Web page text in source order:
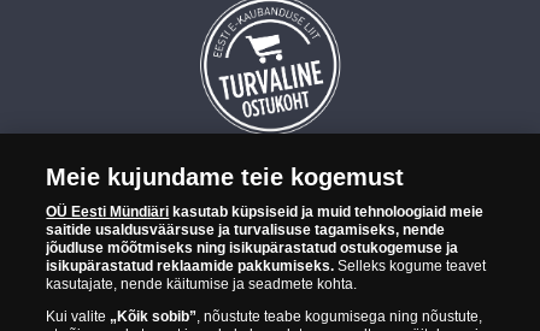
OÜ Eesti Mündiäri on maailma tuntumate rahapajade
kollektsioonimüntide ja -medalite levitaja Eestis. OÜ Eesti Mündiäri
kuulub ettevõttele "Samlerhuset Group“.
Euroopa ühel suuremal mündilevitajate grupil "Samlerhuset
Group" on allüksused 14 Euroopa riigis. Ettevõtete grupile kuulub
Norra vanim, endine riiklik rahapaja, mis tegutseb alates 1686.
Meie kujundame teie kogemust
OÜ Eesti Mündiäri kasutab küpsiseid ja muid tehnoloogiaid meie
saitide usaldusväärsuse ja turvalisuse tagamiseks, nende
jõudluse mõõtmiseks ning isikupärastatud ostukogemuse ja
isikupärastatud reklaamide pakkumiseks. Selleks kogume teavet
kasutajate, nende käitumise ja seadmete kohta.
Kui valite „Kõik sobib”, nõustute teabe kogumisega ning nõustute,